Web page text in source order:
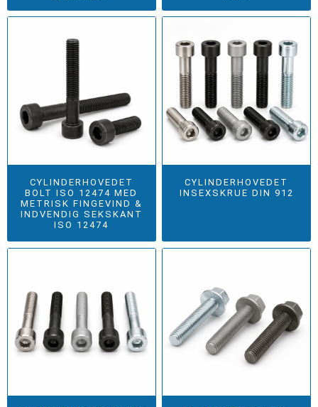
CYLINDERHOVEDET
BOLT ISO 12474 MED
METRISK FINGEVIND &
INDVENDIG SEKSKANT
ISO 12474
CYLINDERHOVEDET
INSEXSKRUE DIN 912